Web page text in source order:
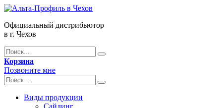
Официальный дистрибьютор
в г. Чехов
Корзина
Позвоните мне
Виды продукции
Сайдинг